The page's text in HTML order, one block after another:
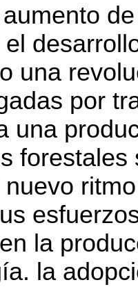
una
por
una
la
la